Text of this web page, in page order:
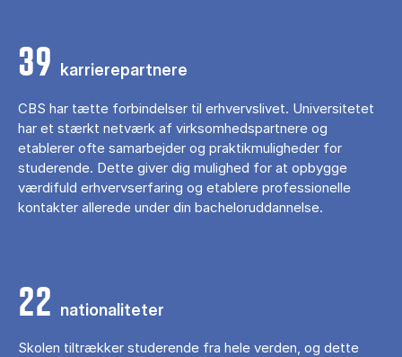
39 karrierepartnere
CBS har tætte forbindelser til erhvervslivet. Universitetet
har et stærkt netværk af virksomhedspartnere og
etablerer ofte samarbejder og praktikmuligheder for
studerende. Dette giver dig mulighed for at opbygge
værdifuld erhvervserfaring og etablere professionelle
kontakter allerede under din bacheloruddannelse.
22 nationaliteter
Skolen tiltrækker studerende fra hele verden, og dette